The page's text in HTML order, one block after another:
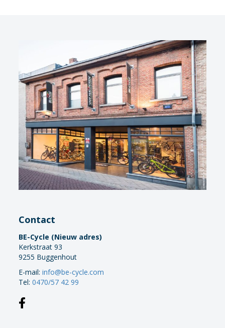
Contact
BE-Cycle (Nieuw adres)
Kerkstraat 93
9255 Buggenhout
E-mail:info@be-cycle.com
Tel:0470/57 42 99